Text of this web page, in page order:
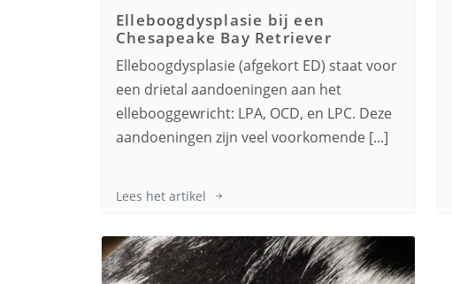
Elleboogdysplasie bij een
Chesapeake Bay Retriever
Elleboogdysplasie (afgekort ED) staat voor
een drietal aandoeningen aan het
ellebooggewricht: LPA, OCD, en LPC. Deze
aandoeningen zijn veel voorkomende [...]
Lees het artikel